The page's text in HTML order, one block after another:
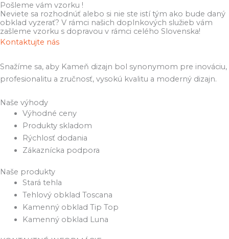
Pošleme vám vzorku !
Neviete sa rozhodnúť alebo si nie ste istí tým ako bude daný
obklad vyzerať? V rámci našich doplnkových služieb vám
zašleme vzorku s dopravou v rámci celého Slovenska!
Kontaktujte nás
Snažíme sa, aby Kameň dizajn bol synonymom pre inováciu,
profesionalitu a zručnosť, vysokú kvalitu a moderný dizajn.
Naše výhody
Výhodné ceny
Produkty skladom
Rýchlosť dodania
Zákaznícka podpora
Naše produkty
Stará tehla
Tehlový obklad Toscana
Kamenný obklad Tip Top
Kamenný obklad Luna